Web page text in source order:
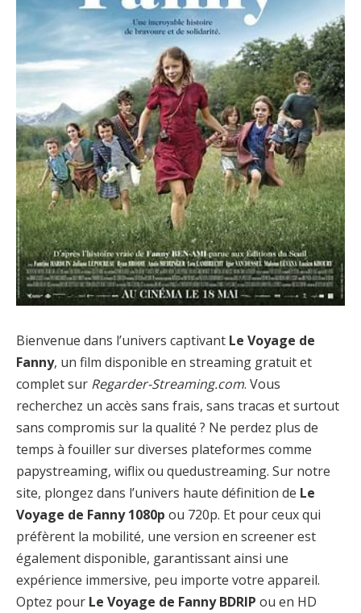
Bienvenue dans l’univers captivant Le Voyage de
Fanny, un film disponible en streaming gratuit et
complet sur Regarder-Streaming.com. Vous
recherchez un accès sans frais, sans tracas et surtout
sans compromis sur la qualité ? Ne perdez plus de
temps à fouiller sur diverses plateformes comme
papystreaming, wiflix ou quedustreaming. Sur notre
site, plongez dans l’univers haute définition de Le
Voyage de Fanny 1080p ou 720p. Et pour ceux qui
préfèrent la mobilité, une version en screener est
également disponible, garantissant ainsi une
expérience immersive, peu importe votre appareil.
Optez pour Le Voyage de Fanny BDRIP ou en HD